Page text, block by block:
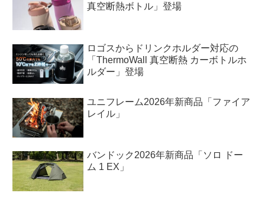
真空断熱ボトル」登場
ロゴスからドリンクホルダー対応の
「ThermoWall 真空断熱 カーボトルホ
ルダー」登場
ユニフレーム2026年新商品「ファイア
レイル」
バンドック2026年新商品「ソロ ドー
ム 1 EX」